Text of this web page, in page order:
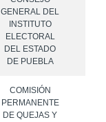
GENERAL DEL
INSTITUTO
ELECTORAL
DEL ESTADO
DE PUEBLA
COMISIÓN
PERMANENTE
DE QUEJAS Y